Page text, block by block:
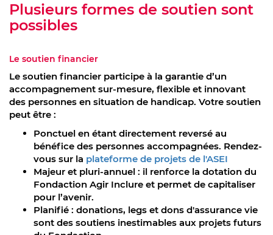
Plusieurs formes de soutien sont
possibles
Le soutien financier
Le soutien financier participe à la garantie d’un
accompagnement sur-mesure, flexible et innovant
des personnes en situation de handicap. Votre soutien
peut être :
Ponctuel en étant directement reversé au
bénéfice des personnes accompagnées. Rendez-
vous sur la plateforme de projets de l'ASEI
Majeur et pluri-annuel : il renforce la dotation du
Fondaction Agir Inclure et permet de capitaliser
pour l’avenir.
Planifié : donations, legs et dons d'assurance vie
sont des soutiens inestimables aux projets futurs